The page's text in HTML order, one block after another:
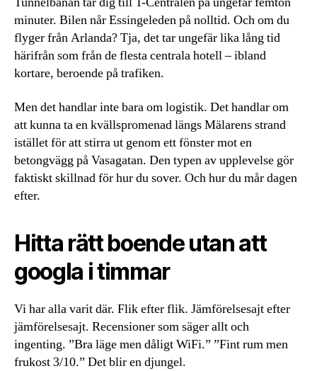
minuter. Bilen når Essingeleden på nolltid. Och om du
flyger från Arlanda? Tja, det tar ungefär lika lång tid
härifrån som från de flesta centrala hotell – ibland
kortare, beroende på trafiken.
Men det handlar inte bara om logistik. Det handlar om
att kunna ta en kvällspromenad längs Mälarens strand
istället för att stirra ut genom ett fönster mot en
betongvägg på Vasagatan. Den typen av upplevelse gör
faktiskt skillnad för hur du sover. Och hur du mår dagen
efter.
Hitta rätt boende utan att
googla i timmar
Vi har alla varit där. Flik efter flik. Jämförelsesajt efter
jämförelsesajt. Recensioner som säger allt och
ingenting. ”Bra läge men dåligt WiFi.” ”Fint rum men
frukost 3/10.” Det blir en djungel.